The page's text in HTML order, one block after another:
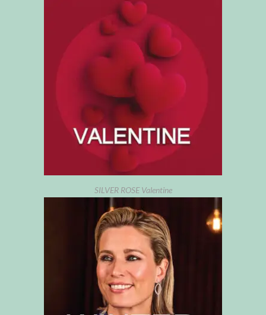
SILVER ROSE Valentine